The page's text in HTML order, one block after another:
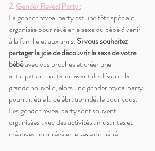
2. Gender Reveal Party :
La gender reveal party est une fête spéciale
organisée pour révéler le sexe du bébé à venir
à la famille et aux amis. Si vous souhaitez
partager la joie de découvrir le sexe de votre
bébé avec vos proches et créer une
anticipation excitante avant de dévoiler la
grande nouvelle, alors une gender reveal party
pourrait être la célébration idéale pour vous.
Les gender reveal party sont souvent
organisées avec des activités amusantes et
créatives pour révéler le sexe du bébé.